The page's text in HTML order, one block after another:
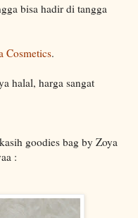
bisa hadir di tangga
Cosmetics.
halal, harga sangat
goodies bag by Zoya
: